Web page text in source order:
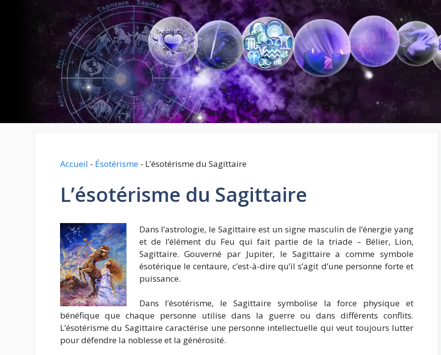
Accueil - Ésotérisme - L’ésotérisme du Sagittaire
L’ésotérisme du Sagittaire
Dans l’astrologie, le Sagittaire est un signe masculin de l’énergie yang
et de l’élément du Feu qui fait partie de la triade – Bélier, Lion,
Sagittaire. Gouverné par Jupiter, le Sagittaire a comme symbole
ésotérique le centaure, c’est-à-dire qu’il s’agit d’une personne forte et
puissance.
Dans l’ésotérisme, le Sagittaire symbolise la force physique et
bénéfique que chaque personne utilise dans la guerre ou dans différents conflits.
L’ésotérisme du Sagittaire caractérise une personne intellectuelle qui veut toujours lutter
pour défendre la noblesse et la générosité.